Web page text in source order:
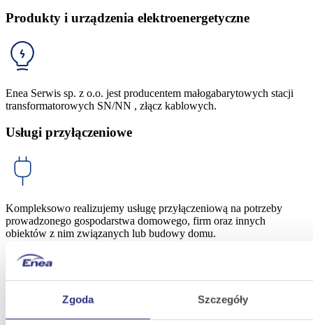
Zgoda Szczegóły
Produkty i urządzenia elektroenergetyczne
Enea Serwis sp. z o.o. jest producentem małogabarytowych stacji
transformatorowych SN/NN , złącz kablowych.
Usługi przyłączeniowe
Kompleksowo realizujemy usługę przyłączeniową na potrzeby
prowadzonego gospodarstwa domowego, firm oraz innych
obiektów z nim związanych lub budowy domu.
Odnawialne Źródła Energii